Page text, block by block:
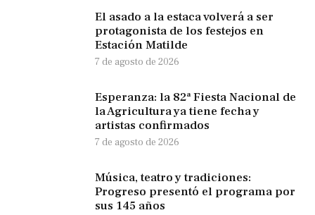
El asado a la estaca volverá a ser
protagonista de los festejos en
Estación Matilde
7 de agosto de 2026
Esperanza: la 82ª Fiesta Nacional de
la Agricultura ya tiene fecha y
artistas confirmados
7 de agosto de 2026
Música, teatro y tradiciones:
Progreso presentó el programa por
sus 145 años